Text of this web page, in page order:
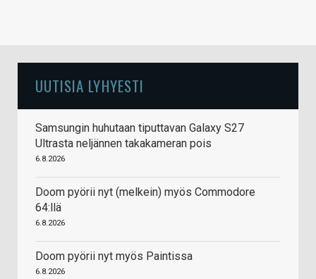
UUTISIA LYHYESTI
Samsungin huhutaan tiputtavan Galaxy S27
Ultrasta neljännen takakameran pois
6.8.2026
Doom pyörii nyt (melkein) myös Commodore
64:llä
6.8.2026
Doom pyörii nyt myös Paintissa
6.8.2026